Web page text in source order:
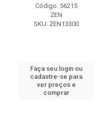
Código: 56215
ZEN
SKU: ZEN13300
Faça seu login ou
cadastre-se para
ver preços e
comprar